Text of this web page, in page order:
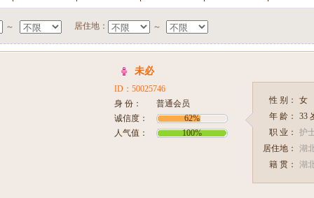
～ 居住地： ～
未必
ID：50025746
身 份：
普通会员
诚信度：
62%
人气值：
100%
性 别：
女
年 龄：
33
职 业：
护
居住地：
湖
籍 贯：
湖